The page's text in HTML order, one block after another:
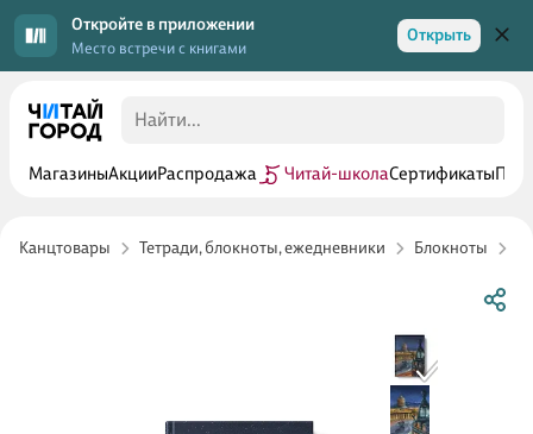
Откройте в приложении
Место встречи с книгами
Открыть
МагазиныАкцииРаспродажа Читай-школаСертификаты
Канцтовары Тетради, блокноты, ежедневники Блокноты